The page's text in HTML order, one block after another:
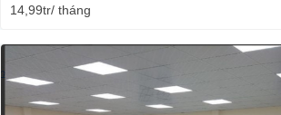
14,99tr/ tháng